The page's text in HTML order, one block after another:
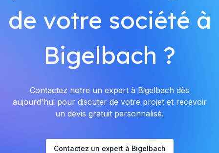
de votre société à
Bigelbach ?
Contactez notre un expert à Bigelbach dès
aujourd'hui pour discuter de votre projet et recevoir
un devis gratuit personnalisé.
Contactez un expert à Bigelbach